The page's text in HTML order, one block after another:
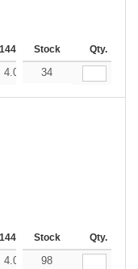
144-287 288 + Más
Stock Qty.
4.07 4.03
34
144-287 288 + Más
Stock Qty.
4.07 4.03
98